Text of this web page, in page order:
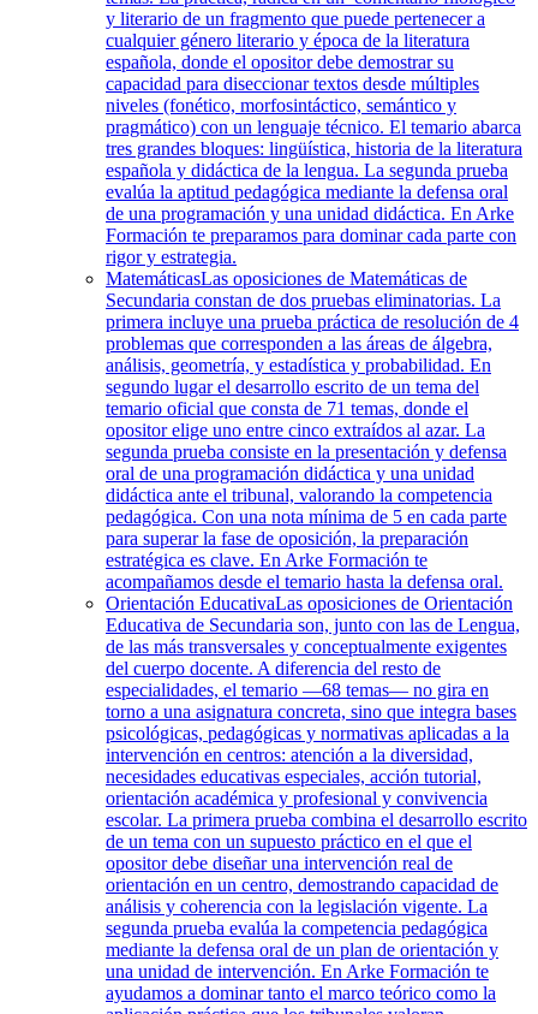
y literario de un fragmento que puede pertenecer a
cualquier género literario y época de la literatura
española, donde el opositor debe demostrar su
capacidad para diseccionar textos desde múltiples
niveles (fonético, morfosintáctico, semántico y
pragmático) con un lenguaje técnico. El temario abarca
tres grandes bloques: lingüística, historia de la literatura
española y didáctica de la lengua. La segunda prueba
evalúa la aptitud pedagógica mediante la defensa oral
de una programación y una unidad didáctica. En Arke
Formación te preparamos para dominar cada parte con
rigor y estrategia.
MatemáticasLas oposiciones de Matemáticas de
Secundaria constan de dos pruebas eliminatorias. La
primera incluye una prueba práctica de resolución de 4
problemas que corresponden a las áreas de álgebra,
análisis, geometría, y estadística y probabilidad. En
segundo lugar el desarrollo escrito de un tema del
temario oficial que consta de 71 temas, donde el
opositor elige uno entre cinco extraídos al azar. La
segunda prueba consiste en la presentación y defensa
oral de una programación didáctica y una unidad
didáctica ante el tribunal, valorando la competencia
pedagógica. Con una nota mínima de 5 en cada parte
para superar la fase de oposición, la preparación
estratégica es clave. En Arke Formación te
acompañamos desde el temario hasta la defensa oral.
Orientación EducativaLas oposiciones de Orientación
Educativa de Secundaria son, junto con las de Lengua,
de las más transversales y conceptualmente exigentes
del cuerpo docente. A diferencia del resto de
especialidades, el temario —68 temas— no gira en
torno a una asignatura concreta, sino que integra bases
psicológicas, pedagógicas y normativas aplicadas a la
intervención en centros: atención a la diversidad,
necesidades educativas especiales, acción tutorial,
orientación académica y profesional y convivencia
escolar. La primera prueba combina el desarrollo escrito
de un tema con un supuesto práctico en el que el
opositor debe diseñar una intervención real de
orientación en un centro, demostrando capacidad de
análisis y coherencia con la legislación vigente. La
segunda prueba evalúa la competencia pedagógica
mediante la defensa oral de un plan de orientación y
una unidad de intervención. En Arke Formación te
ayudamos a dominar tanto el marco teórico como la